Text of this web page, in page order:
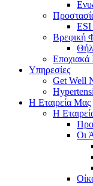
ESI
Βρεφική
Εποχιακά
Υπηρεσίες
Get Well
Η Εταιρεία Μας
Η
Οι